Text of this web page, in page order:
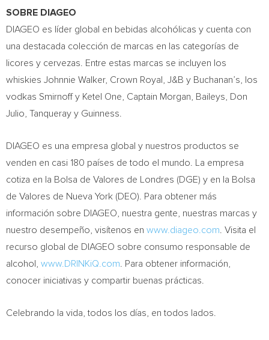
SOBRE DIAGEO
DIAGEO es líder global en bebidas alcohólicas y cuenta con
una destacada colección de marcas en las categorías de
licores y cervezas. Entre estas marcas se incluyen los
whiskies Johnnie Walker, Crown Royal, J&B y Buchanan’s, los
vodkas Smirnoff y Ketel One, Captain Morgan, Baileys, Don
Julio, Tanqueray y Guinness.
DIAGEO es una empresa global y nuestros productos se
venden en casi 180 países de todo el mundo. La empresa
cotiza en la Bolsa de Valores de Londres (DGE) y en la Bolsa
de Valores de Nueva York (DEO). Para obtener más
información sobre DIAGEO, nuestra gente, nuestras marcas y
nuestro desempeño, visítenos en www.diageo.com . Visita el
recurso global de DIAGEO sobre consumo responsable de
alcohol, www.DRINKiQ.com . Para obtener información,
conocer iniciativas y compartir buenas prácticas.
Celebrando la vida, todos los días, en todos lados.